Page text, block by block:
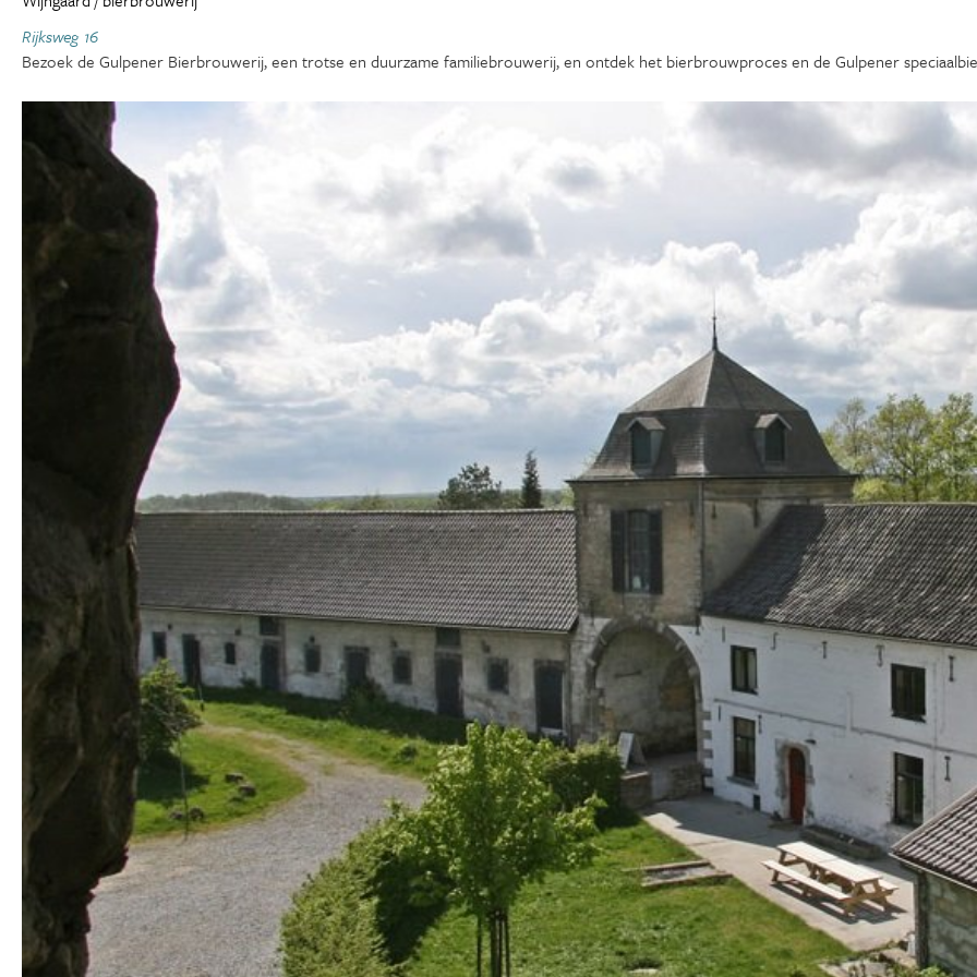
Rijksweg 16
Bezoek de Gulpener Bierbrouwerij, een trotse en duurzame familiebrouwerij, en ontdek het bierbrouwproces en de Gulpener